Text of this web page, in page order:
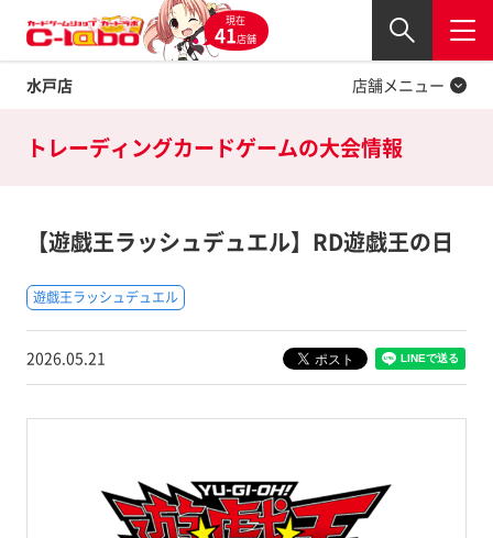
現在
41店舗
水戸店
閉じる
店舗メニュー
Twitter
トレーディングカードゲームの大会情報
【遊戯王ラッシュデュエル】RD遊戯王の日
遊戯王ラッシュデュエル
2026.05.21